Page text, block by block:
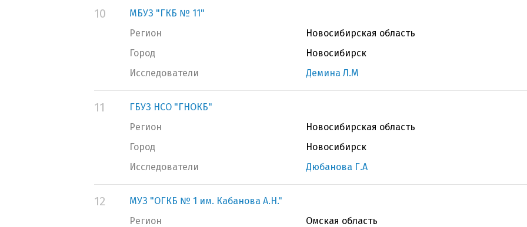
10
МБУЗ "ГКБ № 11"
Регион
Новосибирская область
Город
Новосибирск
Исследователи
Демина Л.М
11
ГБУЗ НСО "ГНОКБ"
Регион
Новосибирская область
Город
Новосибирск
Исследователи
Дюбанова Г.А
12
МУЗ "ОГКБ № 1 им. Кабанова А.Н."
Регион
Омская область